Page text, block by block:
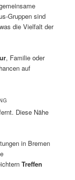
Gruppen sind
die Vielfalt der
, Familie oder
auf
Diese Nähe
in Bremen
Treffen